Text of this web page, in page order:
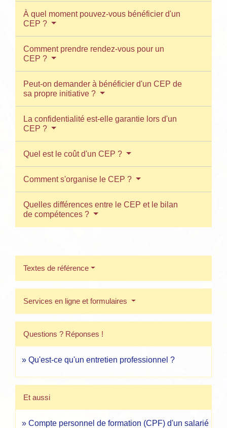
À quel moment pouvez-vous bénéficier d'un
CEP ?
Comment prendre rendez-vous pour un
CEP ?
Peut-on demander à bénéficier d'un CEP de
sa propre initiative ?
La confidentialité est-elle garantie lors d'un
CEP ?
Quel est le coût d'un CEP ?
Comment s'organise le CEP ?
Quelles différences entre le CEP et le bilan
de compétences ?
Textes de référence
Services en ligne et formulaires
Questions ? Réponses !
Qu'est-ce qu'un entretien professionnel ?
Et aussi
Compte personnel de formation (CPF) d'un salarié